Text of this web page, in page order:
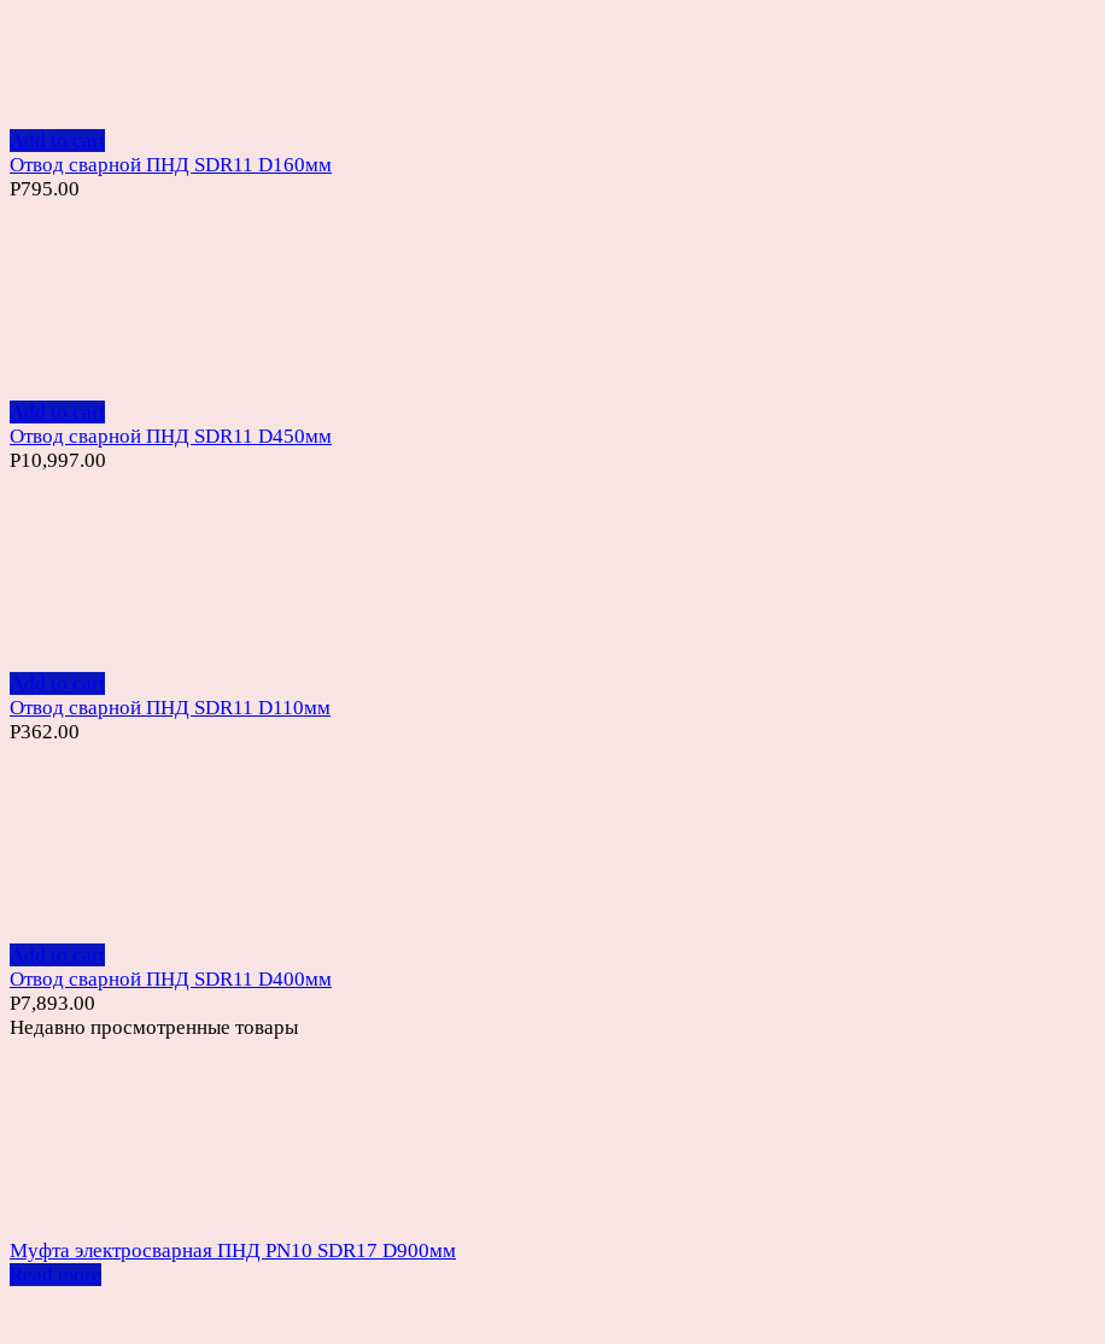
Add to cart
Отвод сварной ПНД SDR11 D160мм
Р795.00
Add to cart
Отвод сварной ПНД SDR11 D450мм
Р10,997.00
Add to cart
Отвод сварной ПНД SDR11 D110мм
Р362.00
Add to cart
Отвод сварной ПНД SDR11 D400мм
Р7,893.00
Недавно просмотренные товары
Муфта электросварная ПНД PN10 SDR17 D900мм
Read more